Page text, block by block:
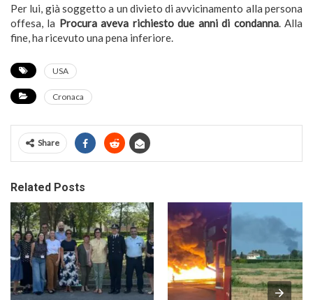
Per lui, già soggetto a un divieto di avvicinamento alla persona
offesa, la Procura aveva richiesto due anni di condanna. Alla
fine, ha ricevuto una pena inferiore.
USA
Cronaca
Share
Related Posts